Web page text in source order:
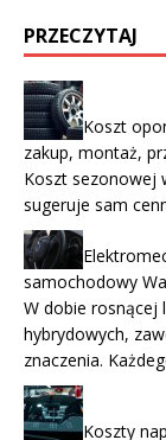
PRZECZYTAJ
Koszt
zakup, montaż,
Koszt sezonowej
sugeruje sam
samochodowy
W dobie rosnącej
hybrydowych,
znaczenia.
Koszty